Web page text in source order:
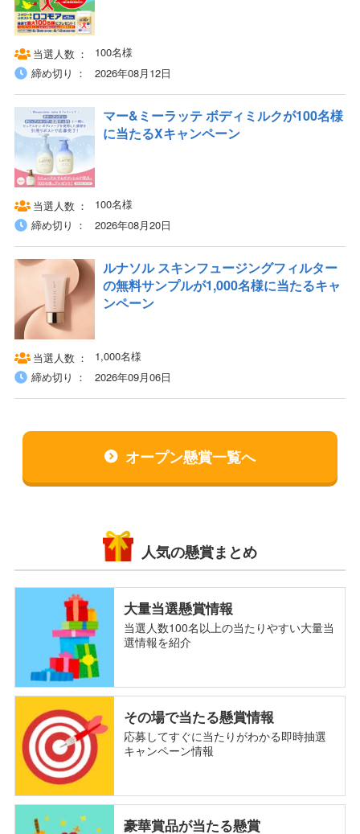
当選人数
100名様
締め切り
2026年08月12日
マー&ミーラッテ ボディミルクが100名様
に当たるXキャンペーン
当選人数
100名様
締め切り
2026年08月20日
ルナソル スキンフュージングフィルター
の無料サンプルが1,000名様に当たるキャ
ンペーン
当選人数
1,000名様
締め切り
2026年09月06日
オープン懸賞一覧へ
人気の懸賞まとめ
大量当選懸賞情報
当選人数100名以上の当たりやすい大量当
選情報を紹介
その場で当たる懸賞情報
応募してすぐに当たりがわかる即時抽選
キャンペーン情報
豪華賞品が当たる懸賞